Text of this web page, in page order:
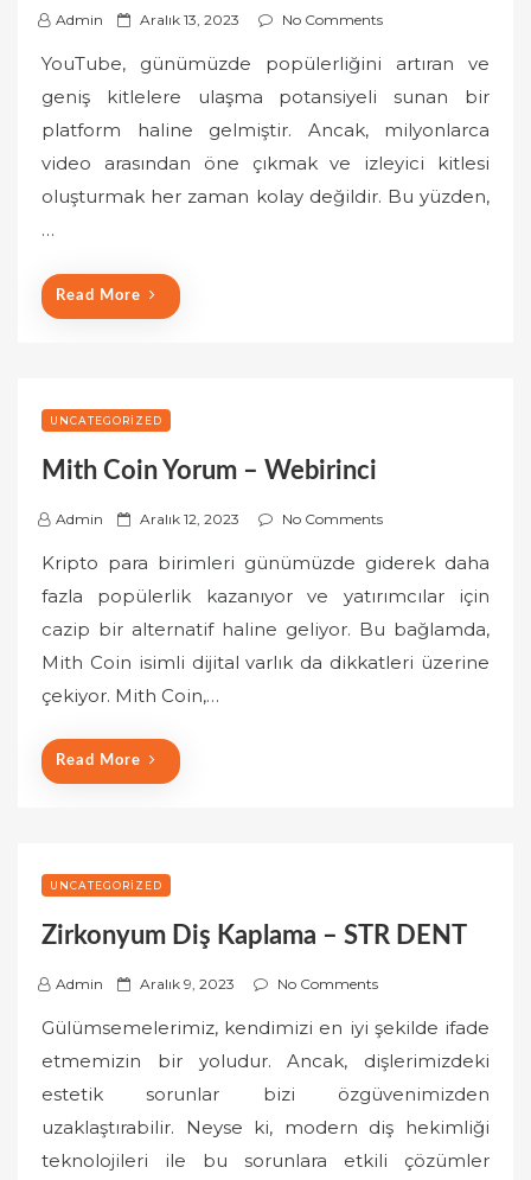
Admin
P
t
d
o
Aralık 13, 2023 No Comments
YouTube, günümüzde popülerliğini artıran ve
geniş kitlelere ulaşma potansiyeli sunan bir
platform haline gelmiştir. Ancak, milyonlarca
video arasından öne çıkmak ve izleyici kitlesi
oluşturmak her zaman kolay değildir. Bu yüzden,
…
Read More
UNCATEGORIZED
Mith Coin Yorum – Webirinci
Admin
P
s
t
e
d
o
Aralık 12, 2023 No Comments
Kripto para birimleri günümüzde giderek daha
fazla popülerlik kazanıyor ve yatırımcılar için
cazip bir alternatif haline geliyor. Bu bağlamda,
Mith Coin isimli dijital varlık da dikkatleri üzerine
çekiyor. Mith Coin,…
Read More
UNCATEGORIZED
Zirkonyum Diş Kaplama – STR DENT
Admin
P
s
t
d
o
Aralık 9, 2023 No Comments
Gülümsemelerimiz, kendimizi en iyi şekilde ifade
etmemizin bir yoludur. Ancak, dişlerimizdeki
estetik sorunlar bizi özgüvenimizden
uzaklaştırabilir. Neyse ki, modern diş hekimliği
teknolojileri ile bu sorunlara etkili çözümler